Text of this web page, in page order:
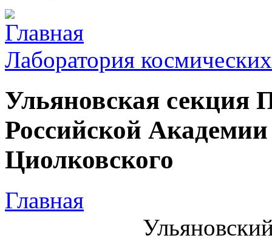
Лаборатория
Ульяновская секция
Российской
Циолковского
Главная